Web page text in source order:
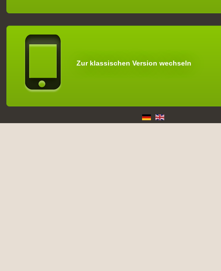
Zur klassischen Version wechseln